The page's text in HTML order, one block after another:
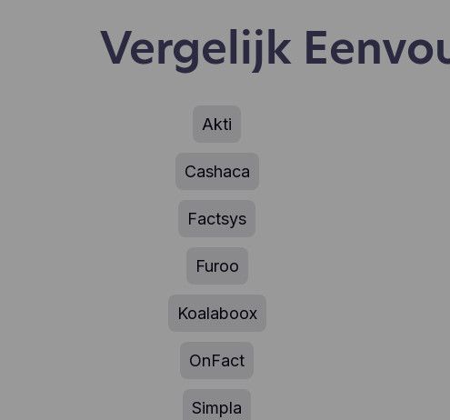
Vergelijk
Akti
Cashaca
Factsys
Furoo
Koalaboox
OnFact
Simpla